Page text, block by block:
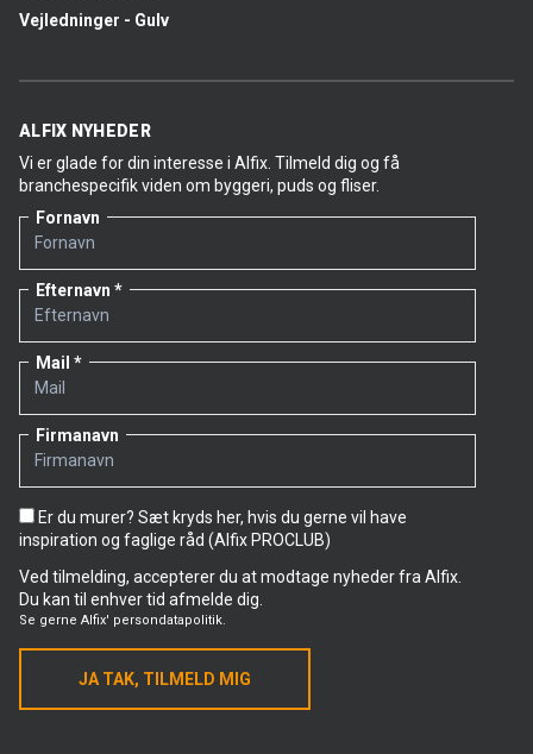
Vejledninger - Gulv
ALFIX NYHEDER
Vi er glade for din interesse i Alfix. Tilmeld dig og få
branchespecifik viden om byggeri, puds og fliser.
Fornavn
Efternavn
Mail
Firmanavn
Er du murer? Sæt kryds her, hvis du gerne vil have
inspiration og faglige råd (Alfix PROCLUB)
Ved tilmelding, accepterer du at modtage nyheder fra Alfix.
Du kan til enhver tid afmelde dig.
Se gerne Alfix' persondatapolitik.
JA TAK, TILMELD MIG